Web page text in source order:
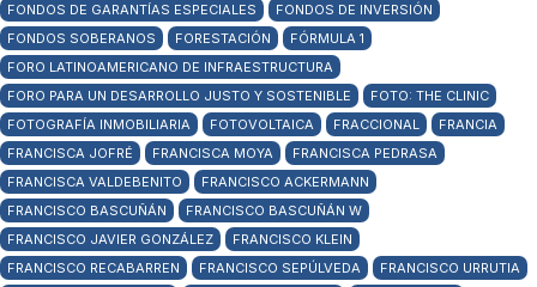
FONDOS DE GARANTÍAS ESPECIALES
FONDOS DE INVERSIÓN
FONDOS SOBERANOS
FORESTACIÓN
FÓRMULA 1
FORO LATINOAMERICANO DE INFRAESTRUCTURA
FORO PARA UN DESARROLLO JUSTO Y SOSTENIBLE
FOTO: THE CLINIC
FOTOGRAFÍA INMOBILIARIA
FOTOVOLTAICA FRACCIONAL
FRANCIA
FRANCISCA JOFRÉ
FRANCISCA MOYA
FRANCISCA PEDRASA
FRANCISCA VALDEBENITO
FRANCISCO ACKERMANN
FRANCISCO BASCUÑÁN
FRANCISCO BASCUÑÁN W
FRANCISCO JAVIER GONZÁLEZ
FRANCISCO KLEIN
FRANCISCO RECABARREN
FRANCISCO SEPÚLVEDA
FRANCISCO URRUTIA